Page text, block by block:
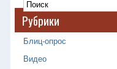
Рубрики
Блиц-опрос
Видео